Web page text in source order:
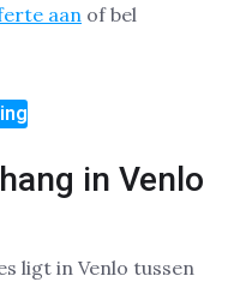
aan of bel
in Venlo
ligt in Venlo tussen